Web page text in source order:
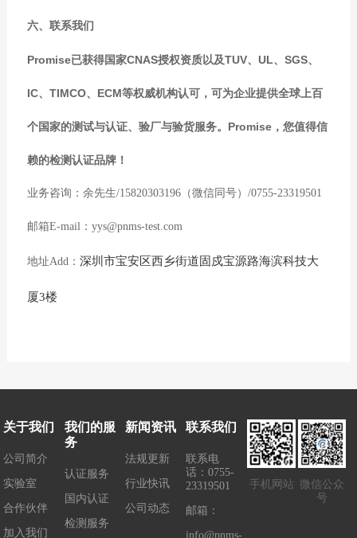
六、联系我们
Promise已获得国家CNAS授权资质以及TUV、UL、SGS、
IC、TIMCO、ECM等权威机构认可，可为企业提供全球上百
个国家的测试与认证、验厂与验货服务。 Promise，您值得信
赖的检测认证品牌！
业务咨询：余先生/15820303196（微信同号）/0755-23319501
邮箱E-mail：yys@pnms-test.com
地址Add： 深圳市宝安区西乡街道固戍宝源路海滨科技大
厦3楼
关于我们
公司简介
实验室
合作伙伴
加入我们
我们的服
务
认证服务
国内认证
检测服务
新闻资讯
法规更新
行业快讯
公司动态
联系我们
联系电
话：0755-
23319501
邮箱：
info@pnms-
手机网站 微信公众
号